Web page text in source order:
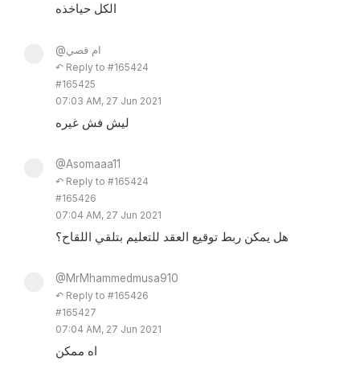
الكل حياخذه
@ام قصي
↶ Reply to #165424
#165425
07:03 AM, 27 Jun 2021
ليش فش غيره
@Asomaaa11
↶ Reply to #165424
#165426
07:04 AM, 27 Jun 2021
هل يمكن ربط توقيع العقد للتعليم بتلقي اللقاح؟
@MrMhammedmusa910
↶ Reply to #165426
#165427
07:04 AM, 27 Jun 2021
اه ممكن